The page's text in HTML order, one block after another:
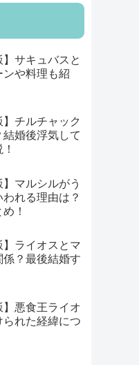
】サキュバスと
ンや料理も紹
】チルチャック
婚後浮気して
】マルシルがう
れる理由は？
！
】ライオスとマ
？最後結婚す
】悪食王ライオ
られた経緯につ